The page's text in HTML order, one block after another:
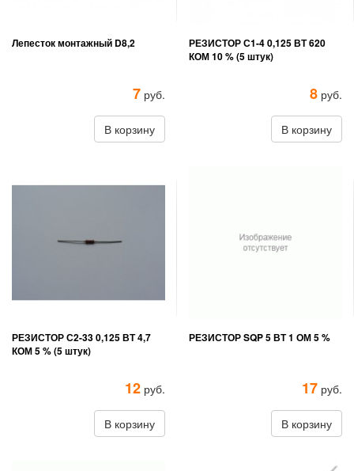
Лепесток монтажный D8,2
7 руб.
В корзину
РЕЗИСТОР С1-4 0,125 ВТ 620
КОМ 10 % (5 штук)
8 руб.
В корзину
РЕЗИСТОР С2-33 0,125 ВТ 4,7
КОМ 5 % (5 штук)
12 руб.
В корзину
РЕЗИСТОР SQP 5 ВТ 1 ОМ 5 %
17 руб.
В корзину